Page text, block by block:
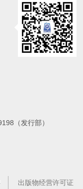
（发行部）
出版物经营许可证